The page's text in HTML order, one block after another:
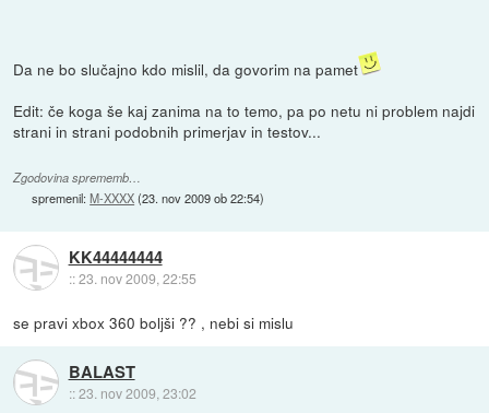
Da ne bo slučajno kdo mislil, da govorim na pamet
Edit: če koga še kaj zanima na to temo, pa po netu ni problem najdi
strani in strani podobnih primerjav in testov...
Zgodovina sprememb…
spremenil:M-XXXX(23. nov 2009 ob 22:54)
KK44444444
::23. nov 2009, 22:55
se pravi xbox 360 boljši ?? , nebi si mislu
BALAST
::23. nov 2009, 23:02